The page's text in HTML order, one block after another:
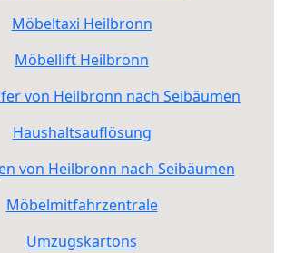
Möbeltaxi Heilbronn
Möbellift Heilbronn
von Heilbronn nach Seibäumen
Haushaltsauflösung
von Heilbronn nach Seibäumen
Möbelmitfahrzentrale
Umzugskartons